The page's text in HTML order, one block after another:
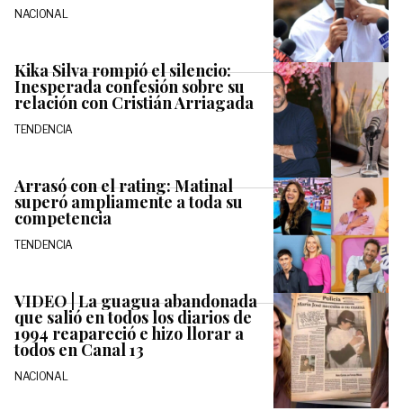
NACIONAL
Kika Silva rompió el silencio:
Inesperada confesión sobre su
relación con Cristián Arriagada
TENDENCIA
Arrasó con el rating: Matinal
superó ampliamente a toda su
competencia
TENDENCIA
VIDEO | La guagua abandonada
que salió en todos los diarios de
1994 reapareció e hizo llorar a
todos en Canal 13
NACIONAL